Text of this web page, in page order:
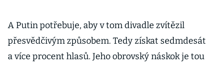
A Putin potřebuje, aby v tom divadle zvítězil
přesvědčivým způsobem. Tedy získat sedmdesát
a více procent hlasů. Jeho obrovský náskok je tou